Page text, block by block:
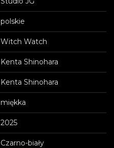
polskie
Witch Watch
Kenta Shinohara
Kenta Shinohara
miękka
2025
Czarno-biały